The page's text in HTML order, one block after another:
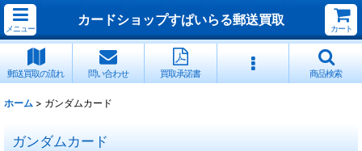
メニュー
カードショップすぱいらる郵送買取
カート
郵送買取の流れ 問い合わせ 買取承諾書 商品検索
ホーム > ガンダムカード
ガンダムカード